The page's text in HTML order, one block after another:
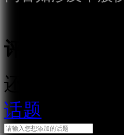
评论
还需输入10个
话题